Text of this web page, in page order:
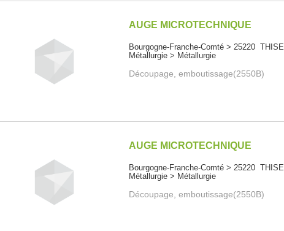
AUGE MICROTECHNIQUE
Bourgogne-Franche-Comté > 25220 THISE
Métallurgie > Métallurgie
Découpage, emboutissage(2550B)
AUGE MICROTECHNIQUE
Bourgogne-Franche-Comté > 25220 THISE
Métallurgie > Métallurgie
Découpage, emboutissage(2550B)